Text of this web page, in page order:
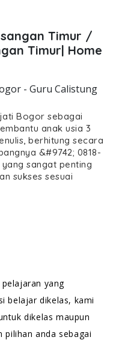
Timur /
Timur| Home
- Guru Calistung
Bogor sebagai
anak usia 3
berhitung secara
&#9742; 0818-
sangat penting
sukses sesuai
yang
belajar dikelas, kami
dikelas maupun
pilihan anda sebagai